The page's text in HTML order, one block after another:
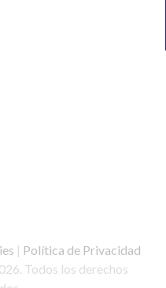
| Política de Privacidad
Todos los derechos